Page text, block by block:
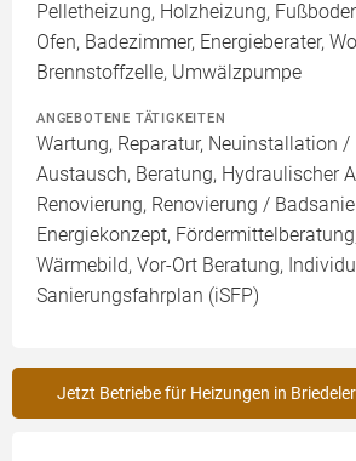
Pelletheizung, Holzheizung,
Ofen, Badezimmer, Energieberater,
Brennstoffzelle, Umwälzpumpe
ANGEBOTENE TÄTIGKEITEN
Wartung, Reparatur, Neuinstallation /
Austausch, Beratung, Hydraulischer
Renovierung, Renovierung /
Energiekonzept,
Wärmebild, Vor-Ort Beratung,
Sanierungsfahrplan (iSFP)
Jetzt Betriebe für Heizungen in